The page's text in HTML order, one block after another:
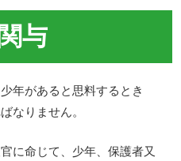
与
年があると思料するとき
なりません。
に命じて、少年、保護者又